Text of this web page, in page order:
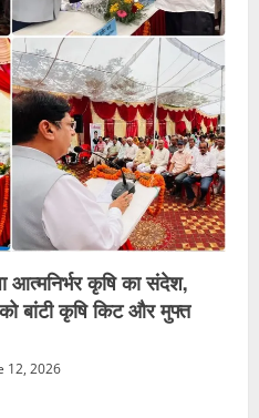
आत्मनिर्भर कृषि का संदेश,
बांटी कृषि किट और मुफ्त
12, 2026